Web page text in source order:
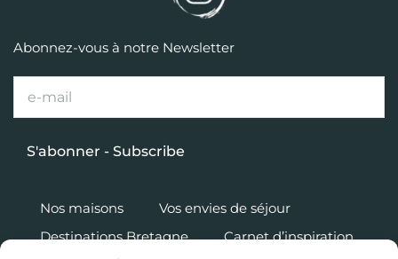
Abonnez-vous à notre Newsletter
Nos maisons
Vos envies de séjour
Destinations Bretagne
Carnet d’inspiration